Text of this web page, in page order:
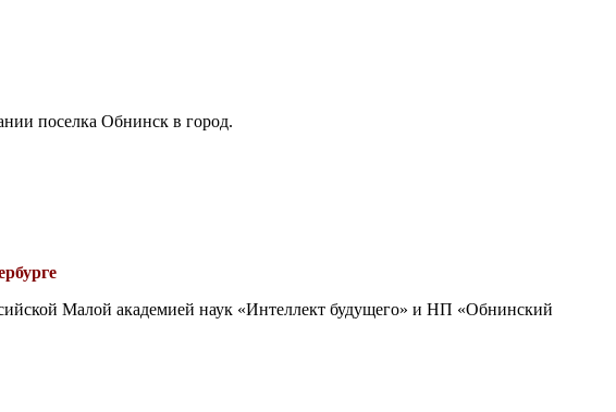
поселка Обнинск в город.
Малой академией наук «Интеллект будущего» и НП «Обнинский